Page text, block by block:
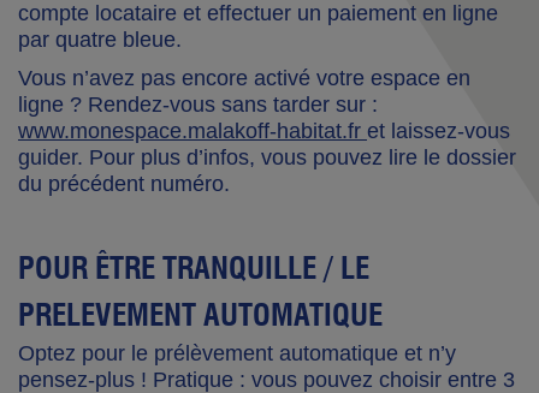
compte locataire et effectuer un paiement en ligne
par quatre bleue.
Vous n’avez pas encore activé votre espace en
ligne ? Rendez-vous sans tarder sur :
www.monespace.malakoff-habitat.fr et laissez-vous
guider. Pour plus d’infos, vous pouvez lire le dossier
du précédent numéro.
POUR ÊTRE TRANQUILLE / LE
PRELEVEMENT AUTOMATIQUE
Optez pour le prélèvement automatique et n’y
pensez-plus ! Pratique : vous pouvez choisir entre 3